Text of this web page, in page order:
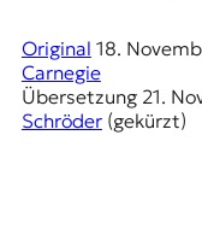
D
E
Original 18.
Carnegie
Übersetzung 21.
Schröder(gekürzt)